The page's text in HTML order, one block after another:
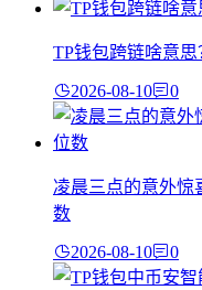
TP钱包跨链啥意
2026-08-10 0
凌晨三点的意外惊
数
2026-08-10 0